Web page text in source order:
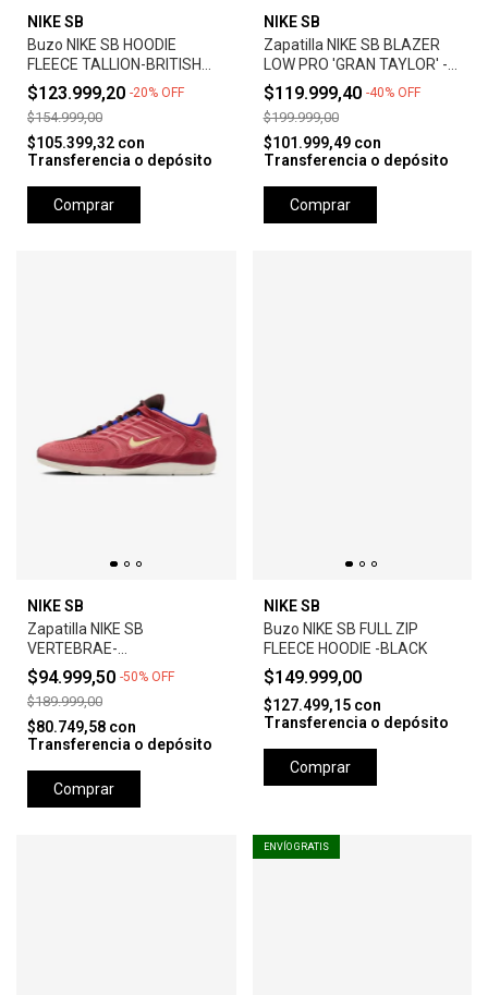
NIKE SB
Buzo NIKE SB HOODIE
FLEECE TALLION-BRITISH
TAN
$123.999,20 -20% OFF
$154.999,00
$105.399,32 con
Transferencia o depósito
Comprar
NIKE SB
Zapatilla NIKE SB BLAZER
LOW PRO 'GRAN TAYLOR' -
SUMMIT WHITE
$119.999,40 -40% OFF
$199.999,00
$101.999,49 con
Transferencia o depósito
Comprar
NIKE SB
Zapatilla NIKE SB
VERTEBRAE-
ADOBE/EARTH/NOBLE
RED/MELON TINT
$94.999,50 -50% OFF
$189.999,00
$80.749,58 con
Transferencia o depósito
Comprar
NIKE SB
Buzo NIKE SB FULL ZIP
FLEECE HOODIE -BLACK
$149.999,00
$127.499,15 con
Transferencia o depósito
Comprar
ENVÍO GRATIS